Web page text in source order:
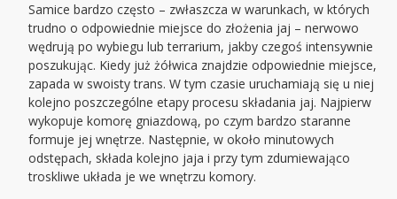
Samice bardzo często – zwłaszcza w warunkach, w których
trudno o odpowiednie miejsce do złożenia jaj – nerwowo
wędrują po wybiegu lub terrarium, jakby czegoś intensywnie
poszukując. Kiedy już żółwica znajdzie odpowiednie miejsce,
zapada w swoisty trans. W tym czasie uruchamiają się u niej
kolejno poszczególne etapy procesu składania jaj. Najpierw
wykopuje komorę gniazdową, po czym bardzo staranne
formuje jej wnętrze. Następnie, w około minutowych
odstępach, składa kolejno jaja i przy tym zdumiewająco
troskliwe układa je we wnętrzu komory.